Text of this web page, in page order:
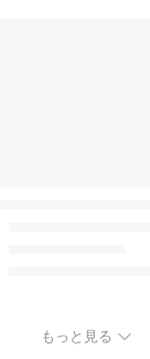
もっと見る